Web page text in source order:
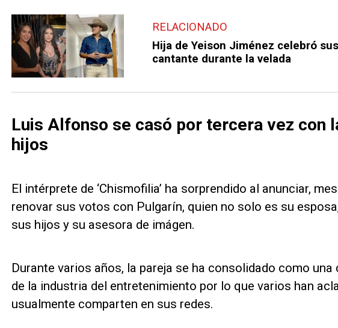
RELACIONADO
Hija de Yeison Jiménez celebró
cantante durante la velada
Luis Alfonso se casó por tercera vez con
hijos
El intérprete de ‘Chismofilia’ ha sorprendido al anunciar,
renovar sus votos con Pulgarín, quien no solo es su
sus hijos y su asesora de imágen.
Durante varios años, la pareja se ha consolidado como
de la industria del entretenimiento por lo que varios han
usualmente comparten en sus redes.